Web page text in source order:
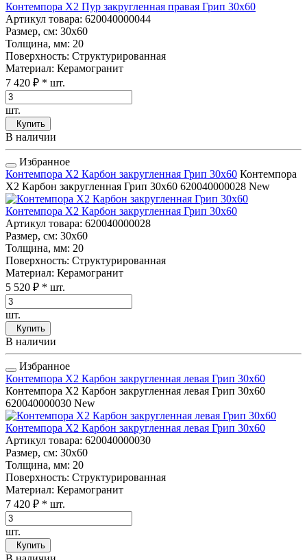
Контемпора Х2 Пур закругленная правая Грип 30x60
Артикул товара: 620040000044
Размер, см: 30x60
Толщина, мм: 20
Поверхность: Структурированная
Материал: Керамогранит
7 420 ₽ * шт.
шт.
Купить
В наличии
Избранное
Контемпора Х2 Карбон закругленная Грип 30x60 Контемпора
Х2 Карбон закругленная Грип 30x60 620040000028 New
Контемпора Х2 Карбон закругленная Грип 30x60
Артикул товара: 620040000028
Размер, см: 30x60
Толщина, мм: 20
Поверхность: Структурированная
Материал: Керамогранит
5 520 ₽ * шт.
шт.
Купить
В наличии
Избранное
Контемпора Х2 Карбон закругленная левая Грип 30x60
Контемпора Х2 Карбон закругленная левая Грип 30x60
620040000030 New
Контемпора Х2 Карбон закругленная левая Грип 30x60
Артикул товара: 620040000030
Размер, см: 30x60
Толщина, мм: 20
Поверхность: Структурированная
Материал: Керамогранит
7 420 ₽ * шт.
шт.
Купить